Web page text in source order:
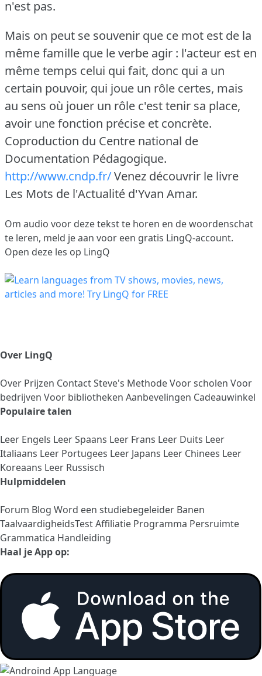
n'est pas.
Mais on peut se souvenir que ce mot est de la
même famille que le verbe agir : l'acteur est en
même temps celui qui fait, donc qui a un
certain pouvoir, qui joue un rôle certes, mais
au sens où jouer un rôle c'est tenir sa place,
avoir une fonction précise et concrète.
Coproduction du Centre national de
Documentation Pédagogique.
http://www.cndp.fr/Venez découvrir le livre
Les Mots de l'Actualité d'Yvan Amar.
Om audio voor deze tekst te horen en de woordenschat
te leren, meld je aan voor een gratis LingQ-account.
Open deze les op LingQ
Over LingQ
Over Prijzen ContactSteve's MethodeVoor scholen Voor
bedrijven Voor bibliotheken Aanbevelingen Cadeauwinkel
Populaire talen
Leer Engels Leer Spaans Leer Frans Leer Duits Leer
Italiaans Leer Portugees Leer Japans Leer Chinees Leer
Koreaans Leer Russisch
Hulpmiddelen
Forum Blog Word een studiebegeleider Banen
TaalvaardigheidsTestAffiliatie Programma Persruimte
Grammatica Handleiding
Haal je App op: